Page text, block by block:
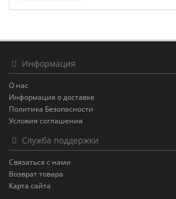
Информация
О нас
Информация о доставке
Политика Безопасности
Условия соглашения
Служба поддержки
Связаться с нами
Возврат товара
Карта сайта